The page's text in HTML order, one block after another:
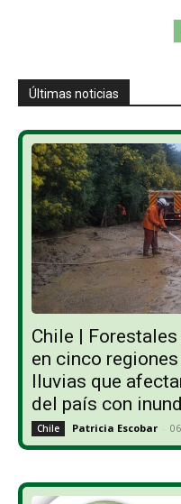
Últimas noticias
Chile |
en cinco
lluvias que
del país con
Chile Patricia Escobar -